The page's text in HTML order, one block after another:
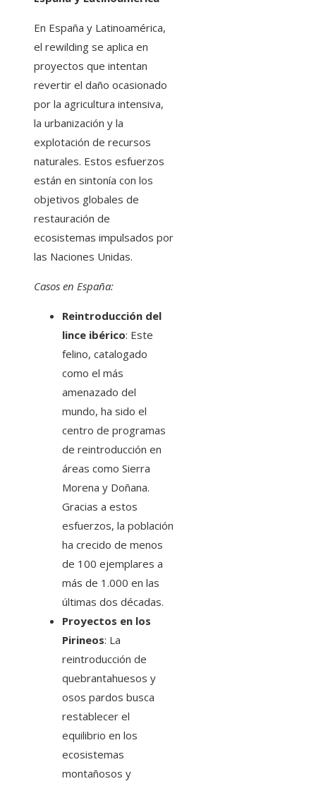
En España y Latinoamérica,
el rewilding se aplica en
proyectos que intentan
revertir el daño ocasionado
por la agricultura intensiva,
la urbanización y la
explotación de recursos
naturales. Estos esfuerzos
están en sintonía con los
objetivos globales de
restauración de
ecosistemas impulsados por
las Naciones Unidas.
Casos en España:
Reintroducción del
lince ibérico: Este
felino, catalogado
como el más
amenazado del
mundo, ha sido el
centro de programas
de reintroducción en
áreas como Sierra
Morena y Doñana.
Gracias a estos
esfuerzos, la población
ha crecido de menos
de 100 ejemplares a
más de 1.000 en las
últimas dos décadas.
Proyectos en los
Pirineos: La
reintroducción de
quebrantahuesos y
osos pardos busca
restablecer el
equilibrio en los
ecosistemas
montañosos y